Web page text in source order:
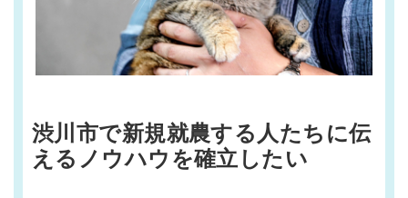
渋川市で新規就農する人たちに伝
えるノウハウを確立したい